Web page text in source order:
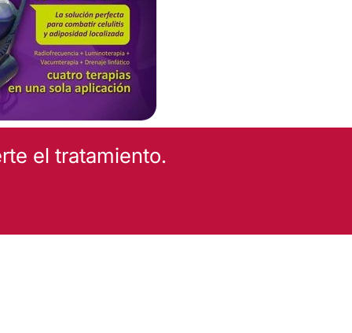
el tratamiento.